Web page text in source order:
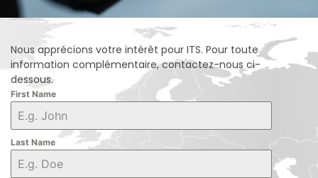
Nous apprécions votre intérêt pour ITS. Pour toute
information complémentaire, contactez-nous ci-
dessous.
First Name
Last Name